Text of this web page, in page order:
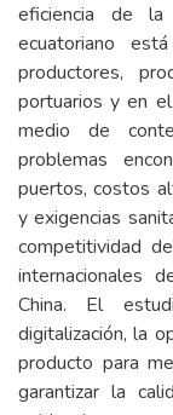
eficiencia de la
ecuatoriano
productores,
portuarios y en
medio de
problemas
puertos, costos
y exigencias
competitividad
internacionales
China. El
digitalización, la
producto para
garantizar la